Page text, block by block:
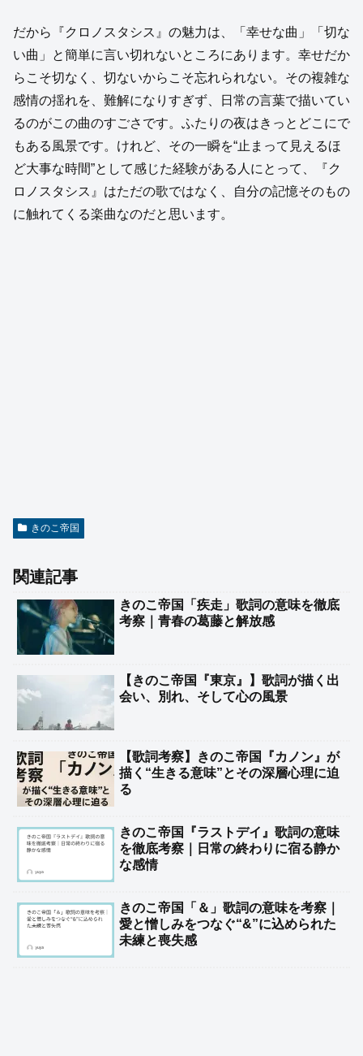
だから『クロノスタシス』の魅力は、「幸せな曲」「切な
い曲」と簡単に言い切れないところにあります。幸せだか
らこそ切なく、切ないからこそ忘れられない。その複雑な
感情の揺れを、難解になりすぎず、日常の言葉で描いてい
るのがこの曲のすごさです。ふたりの夜はきっとどこにで
もある風景です。けれど、その一瞬を“止まって見えるほ
ど大事な時間”として感じた経験がある人にとって、『ク
ロノスタシス』はただの歌ではなく、自分の記憶そのもの
に触れてくる楽曲なのだと思います。
きのこ帝国
関連記事
きのこ帝国「疾走」歌詞の意味を徹底
考察｜青春の葛藤と解放感
【きのこ帝国『東京』】歌詞が描く出
会い、別れ、そして心の風景
【歌詞考察】きのこ帝国『カノン』が
描く“生きる意味”とその深層心理に迫
る
きのこ帝国『ラストデイ』歌詞の意味
を徹底考察｜日常の終わりに宿る静か
な感情
きのこ帝国「＆」歌詞の意味を考察｜
愛と憎しみをつなぐ“&”に込められた
未練と喪失感